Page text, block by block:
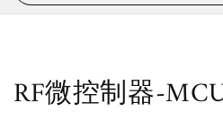
RF微控制器-